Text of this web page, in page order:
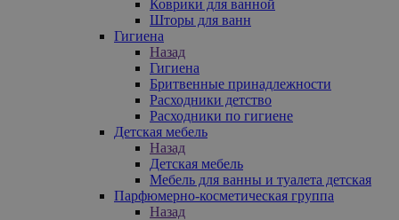
Коврики для ванной
Шторы для ванн
Гигиена
Назад
Гигиена
Бритвенные принадлежности
Расходники детство
Расходники по гигиене
Детская мебель
Назад
Детская мебель
Мебель для ванны и туалета детская
Парфюмерно-косметическая группа
Назад